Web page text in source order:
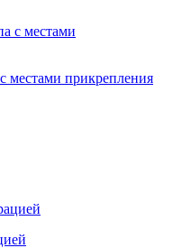
местами прикрепления